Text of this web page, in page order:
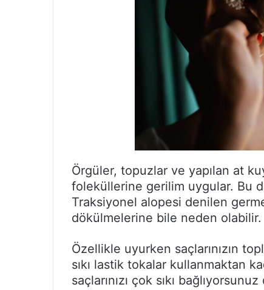
Örgüler, topuzlar ve yapılan at
foleküllerine gerilim uygular. Bu
Traksiyonel alopesi denilen
dökülmelerine bile neden olabilir.
Özellikle uyurken saçlarınızın
sıkı lastik tokalar kullanmaktan
saçlarınızı çok sıkı